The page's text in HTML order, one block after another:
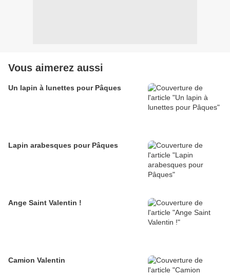
Vous aimerez aussi
Un lapin à lunettes pour Pâques
Lapin arabesques pour Pâques
Ange Saint Valentin !
Camion Valentin